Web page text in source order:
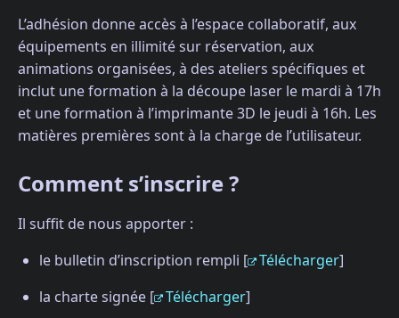
L’adhésion donne accès à l’espace collaboratif, aux
équipements en illimité sur réservation, aux
animations organisées, à des ateliers spécifiques et
inclut une formation à la découpe laser le mardi à 17h
et une formation à l’imprimante 3D le jeudi à 16h. Les
matières premières sont à la charge de l’utilisateur.
Comment s’inscrire ?
Il suffit de nous apporter :
le bulletin d’inscription rempli [ Télécharger]
la charte signée [ Télécharger]